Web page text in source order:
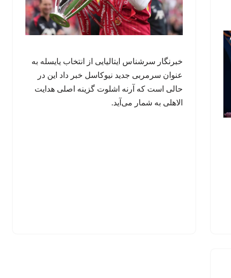
خبرنگار سرشناس ایتالیایی از انتخاب یایسله به
عنوان سرمربی جدید نیوکاسل خبر داد این در
حالی است که آرنه اشلوت گزینه اصلی هدایت
الاهلی به شمار می‌آید.